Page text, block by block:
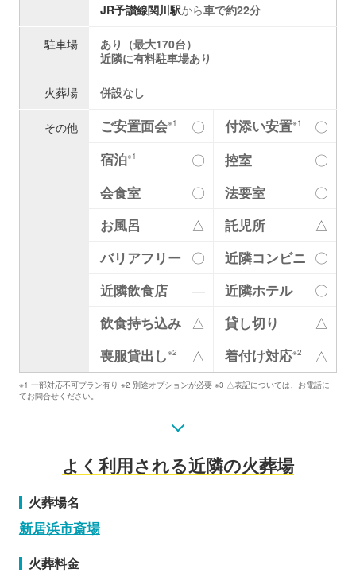
JR予讃線関川駅から車で約22分
駐車場
あり（最大170台）
近隣に有料駐車場あり
火葬場 併設なし
その他 ご安置面会※1 〇 付添い安置※1
〇
宿泊※1 〇 控室
〇
会食室
〇 法要室
〇
お風呂
△ 託児所
△
バリアフリー 〇 近隣コンビニ 〇
近隣飲食店
― 近隣ホテル
〇
飲食持ち込み
△ 貸し切り
△
喪服貸出し※2 △ 着付け対応※2 △
※1 一部対応不可プラン有り ※2 別途オプションが必要 ※3 △表記については、お電話に
てお問合せください。
よく利用される近隣の火葬場
火葬場名
新居浜市斎場
火葬料金